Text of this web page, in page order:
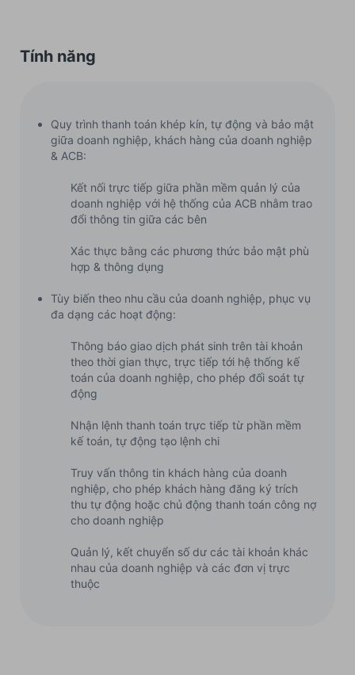
Tính năng
Quy trình thanh toán khép kín, tự động và bảo mật
giữa doanh nghiệp, khách hàng của doanh nghiệp
& ACB:
Kết nối trực tiếp giữa phần mềm quản lý của
doanh nghiệp với hệ thống của ACB nhằm trao
đổi thông tin giữa các bên
Xác thực bằng các phương thức bảo mật phù
hợp & thông dụng
Tùy biến theo nhu cầu của doanh nghiệp, phục vụ
đa dạng các hoạt động:
Thông báo giao dịch phát sinh trên tài khoản
theo thời gian thực, trực tiếp tới hệ thống kế
toán của doanh nghiệp, cho phép đối soát tự
động
Nhận lệnh thanh toán trực tiếp từ phần mềm
kế toán, tự động tạo lệnh chi
Truy vấn thông tin khách hàng của doanh
nghiệp, cho phép khách hàng đăng ký trích
thu tự động hoặc chủ động thanh toán công nợ
cho doanh nghiệp
Quản lý, kết chuyển số dư các tài khoản khác
nhau của doanh nghiệp và các đơn vị trực
thuộc